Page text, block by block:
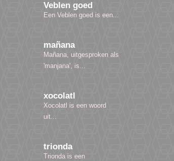
Veblen goed
Een Veblen goed is een...
mañana
Mañana, uitgesproken als
'manjana', is...
xocolatl
Xocolatl is een woord
uit...
trionda
Trionda is een